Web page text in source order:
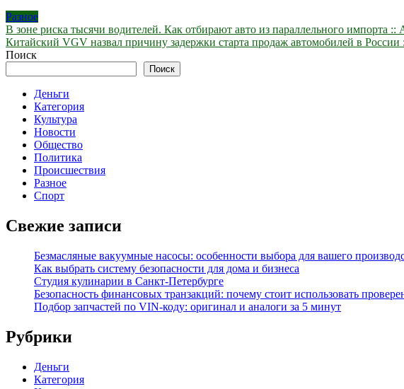
Разное
Навигация
по
В зоне риска тысячи водителей. Как отбирают авто из параллельного импорта ::
Китайский VGV назвал причину задержки старта продаж автомобилей в России
Поиск
Поиск
Деньги
Категория
Культура
Новости
Общество
Политика
Происшествия
Разное
Спорт
Свежие записи
Безмасляные вакуумные насосы: особенности выбора для вашего
Как выбрать систему безопасности для дома и бизнеса
Студия кулинарии в Санкт-Петербурге
Безопасность финансовых транзакций: почему стоит использовать
Подбор запчастей по VIN-коду: оригинал и аналоги за 5 минут
Рубрики
Деньги
Категория